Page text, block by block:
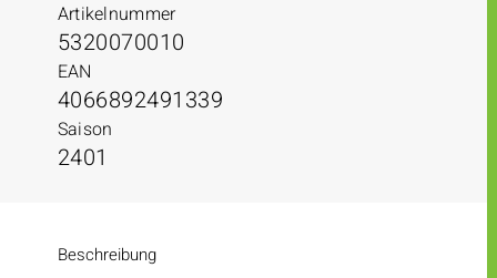
Artikelnummer
5320070010
EAN
4066892491339
Saison
2401
Beschreibung